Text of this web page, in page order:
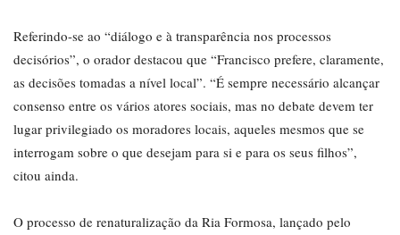
Referindo-se ao “diálogo e à transparência nos processos
decisórios”, o orador destacou que “Francisco prefere, claramente,
as decisões tomadas a nível local”. “É sempre necessário alcançar
consenso entre os vários atores sociais, mas no debate devem ter
lugar privilegiado os moradores locais, aqueles mesmos que se
interrogam sobre o que desejam para si e para os seus filhos”,
citou ainda.
O processo de renaturalização da Ria Formosa, lançado pelo